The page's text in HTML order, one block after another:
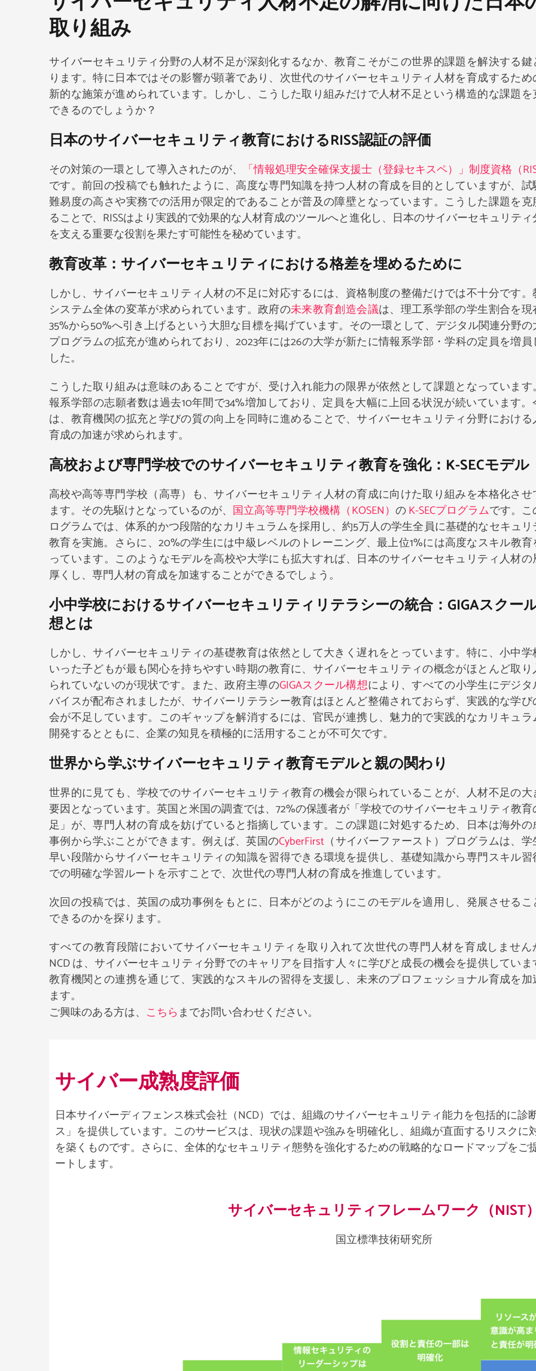
取り組み
サイバーセキュリティ分野の人材不足が深刻化するなか、教育こそがこの世界的課題を解決する鍵
ります。特に日本ではその影響が顕著であり、次世代のサイバーセキュリティ人材を育成するため
新的な施策が進められています。しかし、こうした取り組みだけで人材不足という構造的な課題を
できるのでしょうか？
日本のサイバーセキュリティ教育におけるRISS認証の評価
その対策の一環として導入されたのが、
「情報処理安全確保支援士（登録セキスペ）」制度資格（
です。前回の投稿でも触れたように、高度な専門知識を持つ人材の育成を目的としていますが、試
難易度の高さや実務での活用が限定的であることが普及の障壁となっています。こうした課題を克
ることで、RISSはより実践的で効果的な人材育成のツールへと進化し、日本のサイバーセキュリテ
を支える重要な役割を果たす可能性を秘めています。
教育改革：サイバーセキュリティにおける格差を埋めるために
しかし、サイバーセキュリティ人材の不足に対応するには、資格制度の整備だけでは不十分です。
システム全体の変革が求められています。政府の未来教育創造会議は、理工系学部の学生割合を現
35%から50%へ引き上げるという大胆な目標を掲げています。その一環として、デジタル関連分野
プログラムの拡充が進められており、2023年には26の大学が新たに情報系学部・学科の定員を増員
した。
こうした取り組みは意味のあることですが、受け入れ能力の限界が依然として課題となっています
報系学部の志願者数は過去10年間で34%増加しており、定員を大幅に上回る状況が続いています。
は、教育機関の拡充と学びの質の向上を同時に進めることで、サイバーセキュリティ分野における
育成の加速が求められます。
高校および専門学校でのサイバーセキュリティ教育を強化：K-SECモデル
高校や高等専門学校（高専）も、サイバーセキュリティ人材の育成に向けた取り組みを本格化させ
ます。その先駆けとなっているのが、 国立高等専門学校機構（KOSEN） のK-SECプログラムです。
ログラムでは、体系的かつ段階的なカリキュラムを採用し、約5万人の学生全員に基礎的なセキュ
教育を実施。さらに、20%の学生には中級レベルのトレーニング、最上位1%には高度なスキル教育
っています。このようなモデルを高校や大学にも拡大すれば、日本のサイバーセキュリティ人材の
厚くし、専門人材の育成を加速することができるでしょう。
小中学校におけるサイバーセキュリティリテラシーの統合：GIGAスクー
想とは
しかし、サイバーセキュリティの基礎教育は依然として大きく遅れをとっています。特に、小中学
いった子どもが最も関心を持ちやすい時期の教育に、サイバーセキュリティの概念がほとんど取り
られていないのが現状です。また、政府主導のGIGAスクール構想により、すべての小学生にデジタ
バイスが配布されましたが、サイバーリテラシー教育はほとんど整備されておらず、実践的な学び
会が不足しています。このギャップを解消するには、官民が連携し、魅力的で実践的なカリキュラ
開発するとともに、企業の知見を積極的に活用することが不可欠です。
世界から学ぶサイバーセキュリティ教育モデルと親の関わり
世界的に見ても、学校でのサイバーセキュリティ教育の機会が限られていることが、人材不足の大
要因となっています。英国と米国の調査では、72%の保護者が「学校でのサイバーセキュリティ教
足」が、専門人材の育成を妨げていると指摘しています。この課題に対処するため、日本は海外の
事例から学ぶことができます。例えば、英国のCyberFirst （サイバーファースト）プログラムは、
早い段階からサイバーセキュリティの知識を習得できる環境を提供し、基礎知識から専門スキル習
での明確な学習ルートを示すことで、次世代の専門人材の育成を推進しています。
次回の投稿では、英国の成功事例をもとに、日本がどのようにこのモデルを適用し、発展させるこ
できるのかを探ります。
すべての教育段階においてサイバーセキュリティを取り入れて次世代の専門人材を育成しません
NCD は、サイバーセキュリティ分野でのキャリアを目指す人々に学びと成長の機会を提供していま
教育機関との連携を通じて、実践的なスキルの習得を支援し、未来のプロフェッショナル育成を加
ます。
ご興味のある方は、 こちら までお問い合わせください。
サイバー成熟度評価 ​
日本サイバーディフェンス株式会社（NCD）では、組織のサイバーセキュリティ能力を包括的に
ス」を提供しています。このサービスは、現状の課題や強みを明確化し、組織が直面するリスク
を築くものです。さらに、全体的なセキュリティ態勢を強化するための戦略的なロードマップを
ートします。
サイバーセキュリティフレームワーク（NIST
国立標準技術研究所